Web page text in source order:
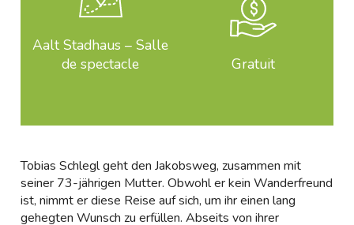
Aalt Stadhaus – Salle
de spectacle
Gratuit
Tobias Schlegl geht den Jakobsweg, zusammen mit
seiner 73-jährigen Mutter. Obwohl er kein Wanderfreund
ist, nimmt er diese Reise auf sich, um ihr einen lang
gehegten Wunsch zu erfüllen. Abseits von ihrer